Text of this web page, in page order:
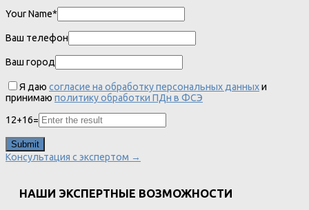
Your Name*
Ваш телефон
Ваш город
Я даю согласие на обработку персональных данныхи
принимаю политику обработки ПДн в ФСЭ
12+16=
Консультация с экспертом →
НАШИ ЭКСПЕРТНЫЕ ВОЗМОЖНОСТИ